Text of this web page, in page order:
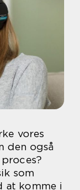
vores
den også
som
at komme i